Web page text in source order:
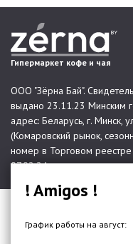
Гипермаркет кофе и чая
ООО "Зёрна Бай".
выдано 23.11.23 Минским
адрес: Беларусь, г. Минск,
(Комаровский рынок,
номер в Торговом
07.02.24.
конфиденциальности
! Amigos !
График работы на август: